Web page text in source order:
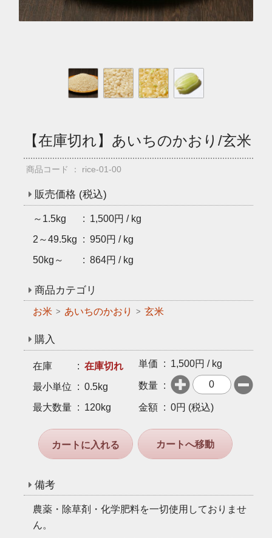
【在庫切れ】あいちのかおり/玄米
商品コード ： rice-01-00
販売価格 (税込)
～1.5kg
1,500円 / kg
2～49.5kg
950円 / kg
50kg～
864円 / kg
商品カテゴリ
お米 あいちのかおり 玄米
購入
在庫
在庫切れ
最小単位
0.5kg
最大数量
120kg
単価 1,500円 / kg
数量  
金額 0円 (税込)
カートに入れる カートへ移動
備考
農薬・除草剤・化学肥料を一切使用しておりませ
ん。